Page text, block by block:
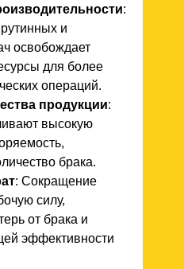
:
и
освобождает
для более
операций.
продукции:
высокую
брака.
: Сокращение
силу,
от брака и
эффективности